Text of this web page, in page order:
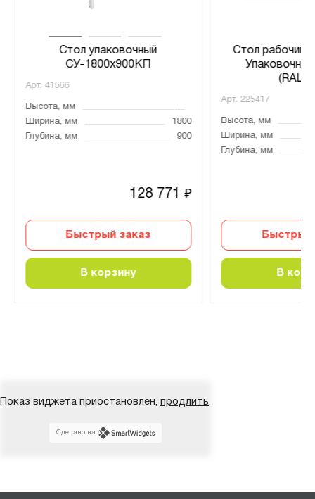
Стол упаковочный
СУ-1800х900КП
Арт. 41566
Высота, мм
Ширина, мм
1800
Глубина, мм
900
128 771₽
Быстрый заказ
В корзину
Стол рабочий
Арт. 225417
Высота, мм
Ширина, мм
Глубина, мм
Быстрый
В
Показ виджета приостановлен, продлить.
Сделано на